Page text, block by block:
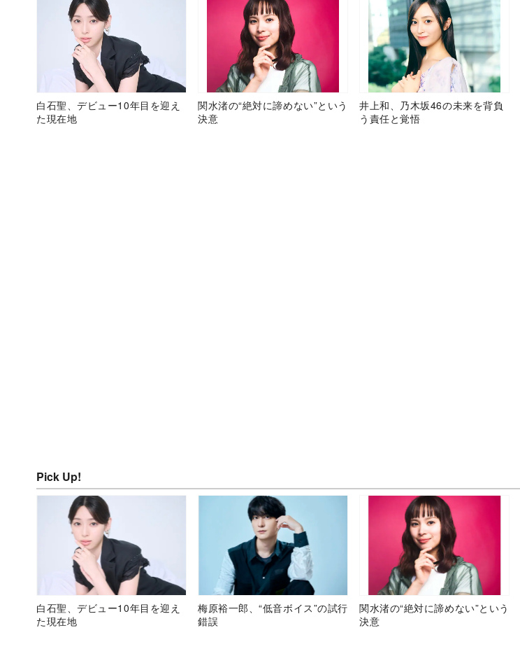
白石聖、デビュー10年目を迎え
た現在地
関水渚の“絶対に諦めない”という
決意
井上和、乃木坂46の未来を背負
う責任と覚悟
Pick Up!
白石聖、デビュー10年目を迎え
た現在地
梅原裕一郎、“低音ボイス”の試行
錯誤
関水渚の“絶対に諦めない”という
決意